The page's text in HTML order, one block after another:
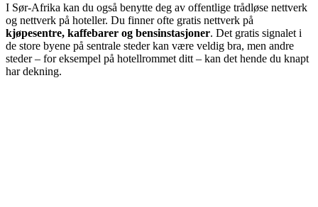
I Sør-Afrika kan du også benytte deg av offentlige trådløse nettverk
og nettverk på hoteller. Du finner ofte gratis nettverk på
kjøpesentre, kaffebarer og bensinstasjoner. Det gratis signalet i
de store byene på sentrale steder kan være veldig bra, men andre
steder – for eksempel på hotellrommet ditt – kan det hende du knapt
har dekning.